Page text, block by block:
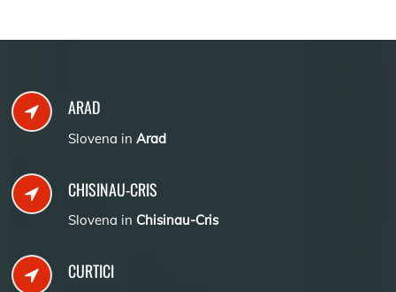
ARAD
Slovena in Arad
CHISINAU-CRIS
Slovena in Chisinau-Cris
CURTICI